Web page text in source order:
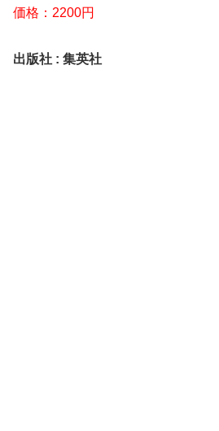
価格：2200円
出版社 : 集英社